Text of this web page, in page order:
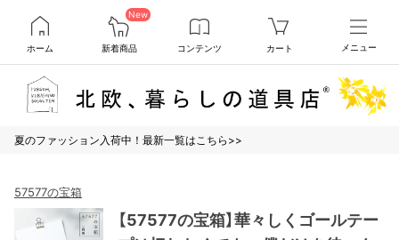
ホーム
New
新着商品 コンテンツ カート メニュー
夏のファッション入荷中！最新一覧はこちら>>
57577の宝箱
【57577の宝箱】華々しくゴールテー